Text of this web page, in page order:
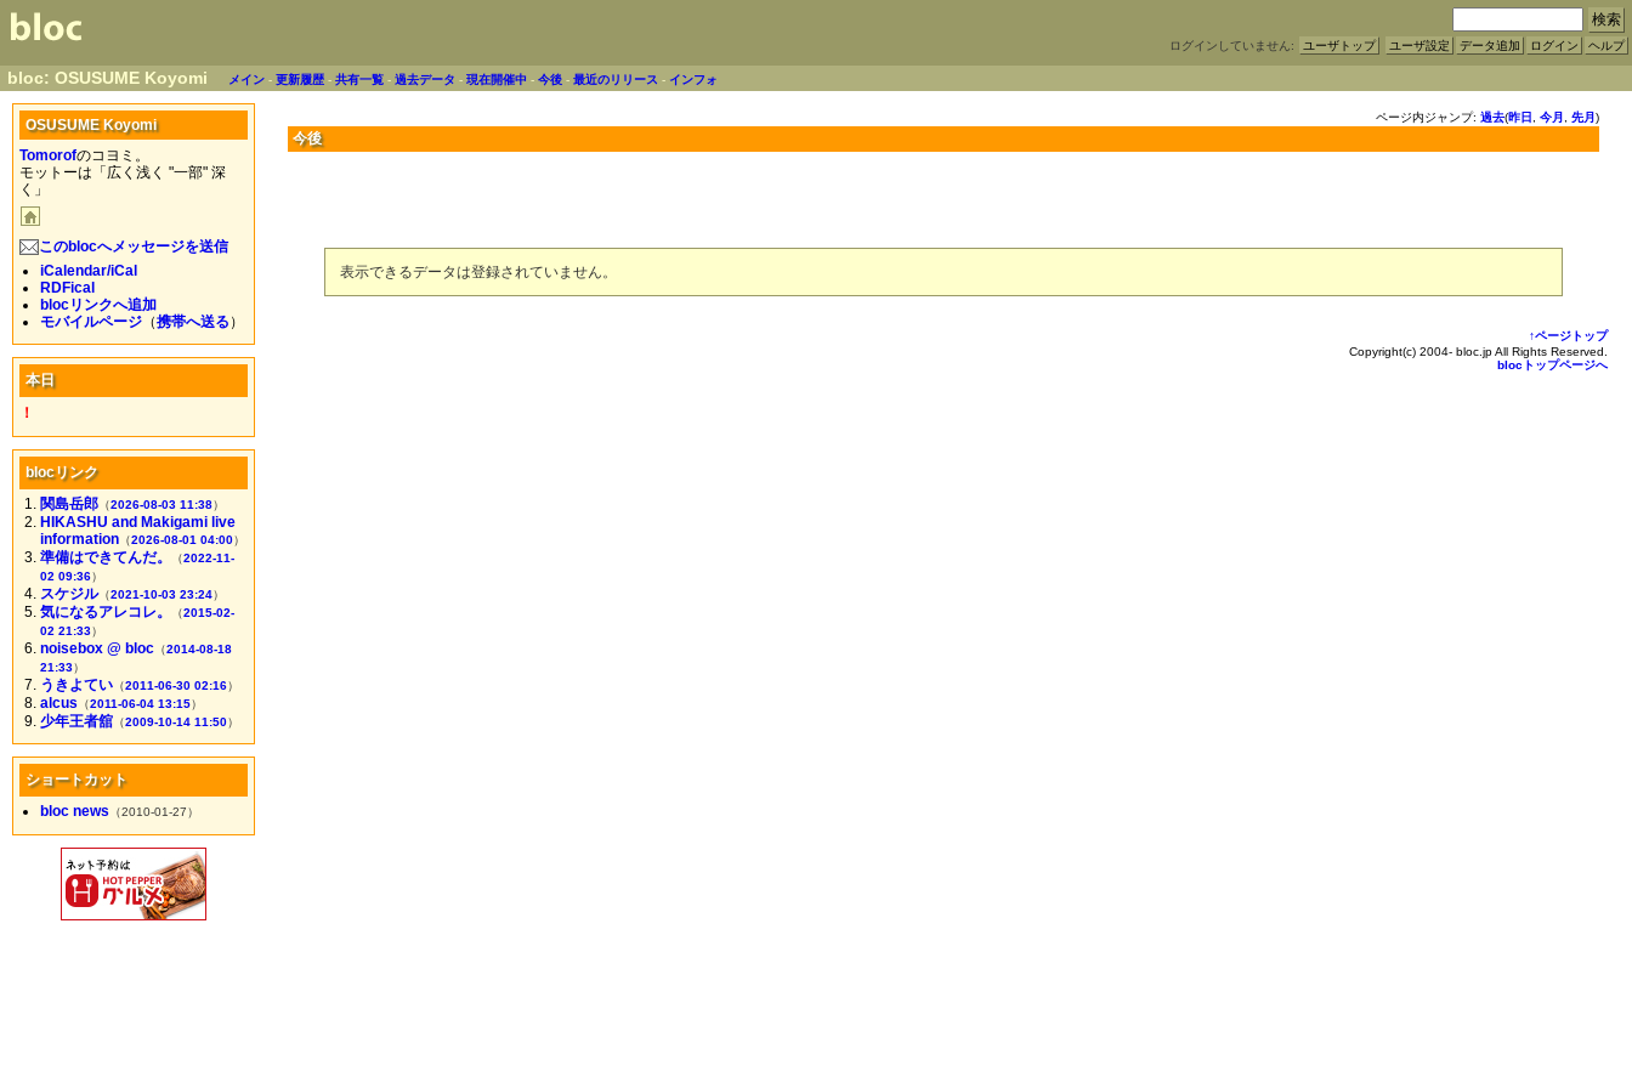
ログインしていません: ユーザトップ ユーザ設定 データ追加 ログイン ヘルプ
bloc: OSUSUME Koyomi メイン -更新履歴 -共有一覧 -過去データ -現在開催中 -今後 -最近のリリース - インフォ
OSUSUME Koyomi
Tomorofのコヨミ。
モットーは「広く浅く "一部" 深
く」
このblocへメッセージを送信
iCalendar/iCal
RDFical
blocリンクへ追加
モバイルページ（携帯へ送る ）
本日
！
blocリンク
関島岳郎（2026-08-03 11:38）
HIKASHU and Makigami live
information（2026-08-01 04:00）
準備はできてんだ。 （2022-11-
02 09:36）
スケジル（2021-10-03 23:24）
気になるアレコレ。 （2015-02-
02 21:33）
noisebox @ bloc（2014-08-18
21:33）
うきよてい（2011-06-30 02:16）
alcus （2011-06-04 13:15）
少年王者舘（2009-10-14 11:50）
ショートカット
bloc news （2010-01-27）
ページ内ジャンプ: 過去(昨日 今月 先月 )
今後
表示できるデータは登録されていません。
↑ページトップ
Copyright(c) 2004- bloc.jp All Rights Reserved.
blocトップページへ